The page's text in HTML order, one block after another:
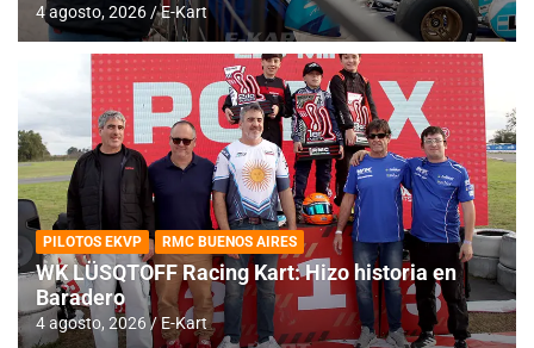
4 agosto, 2026 E-Kart
PILOTOS EKVP RMC BUENOS AIRES
WK LÜSQTOFF Racing Kart: Hizo historia en
Baradero
4 agosto, 2026 E-Kart